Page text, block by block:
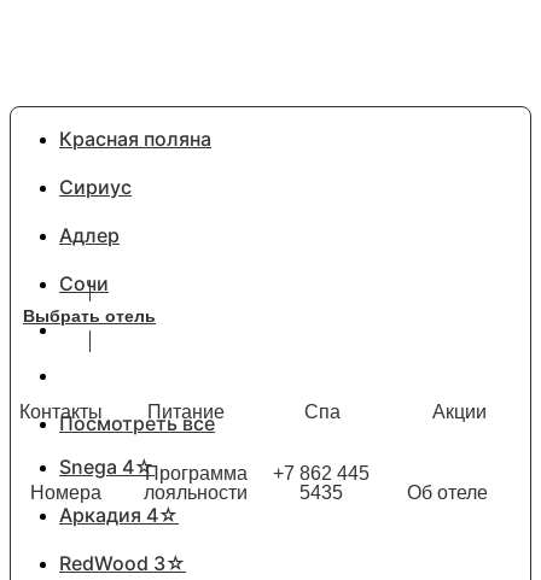
Выбрать отель
Контакты Питание Спа Акции
Номера
Программа
лояльности
+7 862 445
5435
Об отеле
Красная поляна
Сириус
Адлер
Сочи
Посмотреть все
Snega 4☆
Аркадия 4☆
RedWood 3☆